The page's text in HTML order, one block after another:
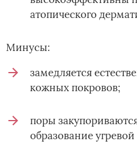
атопического
Минусы:
замедляется
кожных покровов;
поры
образование